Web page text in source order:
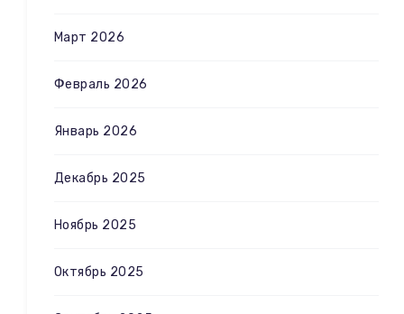
Март 2026
Февраль 2026
Январь 2026
Декабрь 2025
Ноябрь 2025
Октябрь 2025